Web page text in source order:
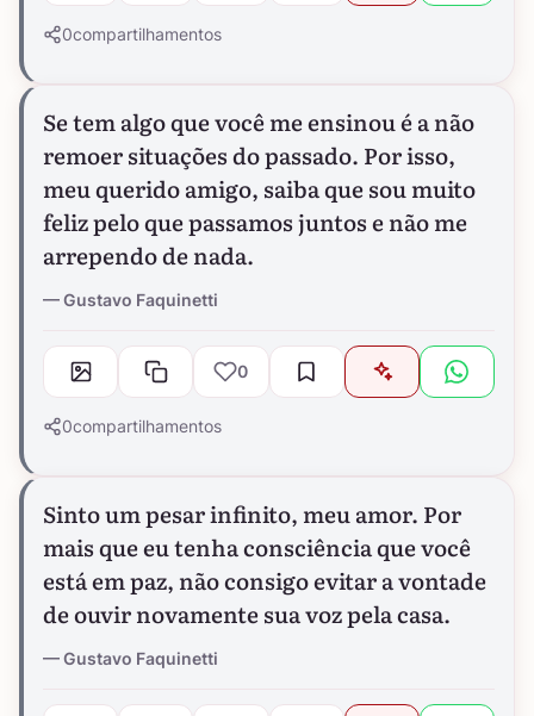
0compartilhamentos
Se tem algo que você me ensinou é a não
remoer situações do passado. Por isso,
meu querido amigo, saiba que sou muito
feliz pelo que passamos juntos e não me
arrependo de nada.
Gustavo Faquinetti
0
0compartilhamentos
Sinto um pesar infinito, meu amor. Por
mais que eu tenha consciência que você
está em paz, não consigo evitar a vontade
de ouvir novamente sua voz pela casa.
Gustavo Faquinetti